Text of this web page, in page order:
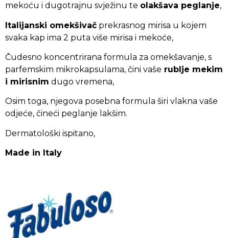
mekoću i dugotrajnu svježinu te olakšava peglanje,
Italijanski omekšivač prekrasnog mirisa u kojem
svaka kap ima 2 puta više mirisa i mekoće,
Čudesno koncentrirana formula za omekšavanje, s
parfemskim mikrokapsulama, čini vaše rublje mekim
i mirisnim dugo vremena,
Osim toga, njegova posebna formula širi vlakna vaše
odjeće, čineći peglanje lakšim.
Dermatološki ispitano,
Made in Italy